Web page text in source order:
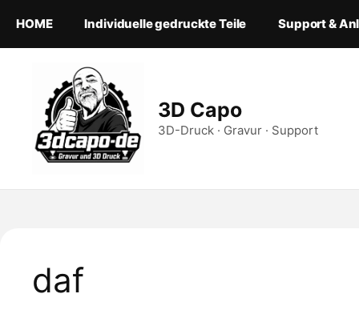
Inhalt
springen
HOME Individuelle gedruckte Teile Support &
3D Capo
3D-Druck · Gravur · Support
daf